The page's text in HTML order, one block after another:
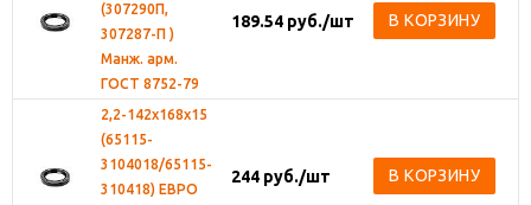
(307290П,
307287-П )
Манж. арм.
ГОСТ 8752-79
189.54 руб./шт В КОРЗИНУ
2,2-142х168х15
(65115-
3104018/65115-
310418) ЕВРО
244 руб./шт В КОРЗИНУ